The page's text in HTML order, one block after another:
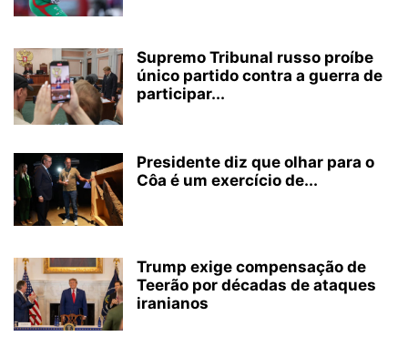
Supremo Tribunal russo proíbe
único partido contra a guerra de
participar...
Presidente diz que olhar para o
Côa é um exercício de...
Trump exige compensação de
Teerão por décadas de ataques
iranianos